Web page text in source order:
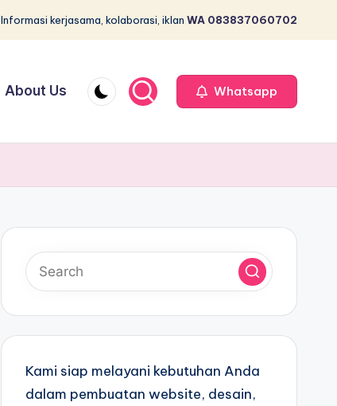
Informasi kerjasama, kolaborasi, iklan WA 083837060702
About Us Whatsapp
Kami siap melayani kebutuhan Anda
dalam pembuatan website, desain,